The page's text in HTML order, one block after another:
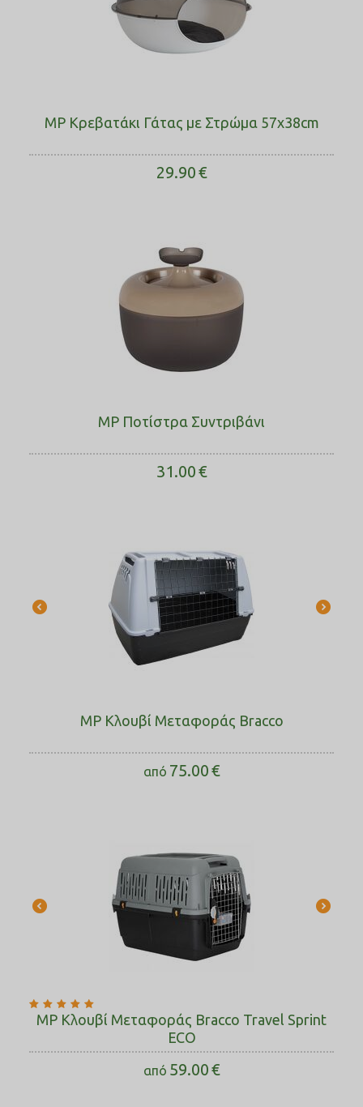
MP Κρεβατάκι Γάτας με Στρώμα 57x38cm
29.90€
MP Ποτίστρα Συντριβάνι
31.00€
MP Κλουβί Μεταφοράς Bracco
από 75.00€
MP Κλουβί Μεταφοράς Bracco Travel Sprint
ECO
από 59.00€